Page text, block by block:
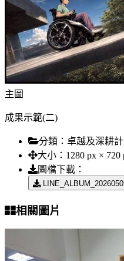
主圖
成果示範(二)
分類： 卓越及深耕
大小： 1280 px ×
圖檔下載：
相關圖片